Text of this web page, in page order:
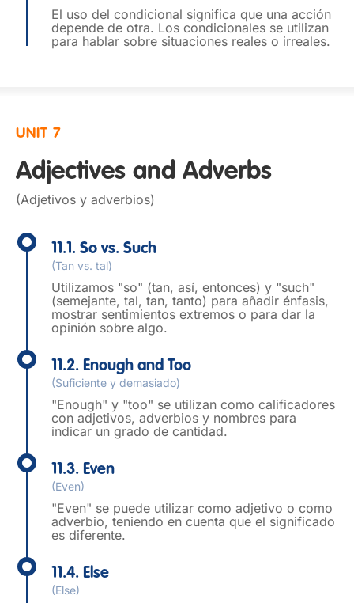
El uso del condicional significa que una acción
depende de otra. Los condicionales se utilizan
para hablar sobre situaciones reales o irreales.
UNIT 7
Adjectives and Adverbs
(Adjetivos y adverbios)
11.1. So vs. Such
(Tan vs. tal)
Utilizamos "so" (tan, así, entonces) y "such"
(semejante, tal, tan, tanto) para añadir énfasis,
mostrar sentimientos extremos o para dar la
opinión sobre algo.
11.2. Enough and Too
(Suficiente y demasiado)
"Enough" y "too" se utilizan como calificadores
con adjetivos, adverbios y nombres para
indicar un grado de cantidad.
11.3. Even
(Even)
"Even" se puede utilizar como adjetivo o como
adverbio, teniendo en cuenta que el significado
es diferente.
11.4. Else
(Else)